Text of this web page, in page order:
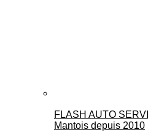
FLASH AUTO
Mantois depuis 2010